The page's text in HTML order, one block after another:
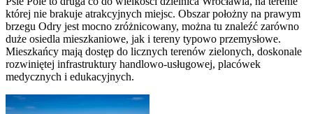
której nie brakuje atrakcyjnych miejsc. Obszar położny na prawym
brzegu Odry jest mocno zróżnicowany, można tu znaleźć zarówno
duże osiedla mieszkaniowe, jak i tereny typowo przemysłowe.
Mieszkańcy mają dostęp do licznych terenów zielonych, doskonale
rozwiniętej infrastruktury handlowo-usługowej, placówek
medycznych i edukacyjnych.